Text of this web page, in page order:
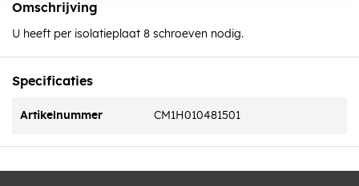
Omschrijving
U heeft per isolatieplaat 8 schroeven nodig.
Specificaties
Artikelnummer CM1H010481501